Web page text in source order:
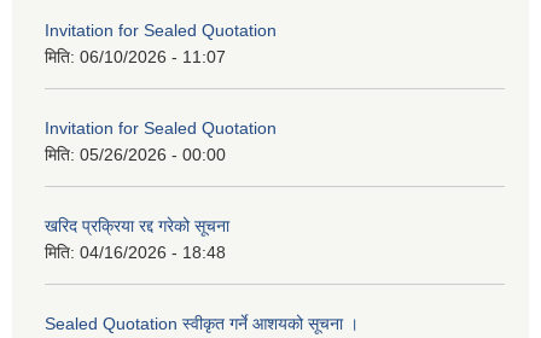
Invitation for Sealed Quotation
मिति: 06/10/2026 - 11:07
Invitation for Sealed Quotation
मिति: 05/26/2026 - 00:00
खरिद प्रक्रिया रद्द गरेको सूचना
मिति: 04/16/2026 - 18:48
Sealed Quotation स्वीकृत गर्ने आशयको सूचना ।